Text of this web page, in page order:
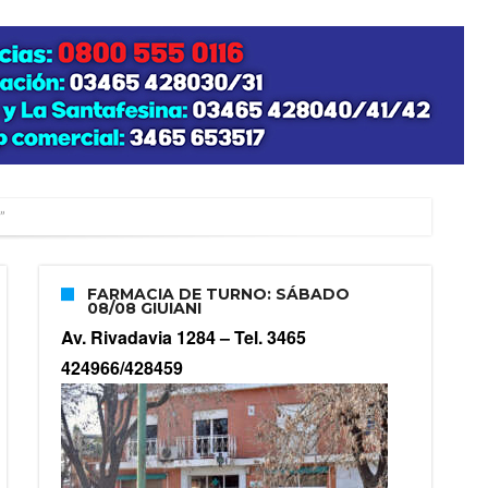
su nacimiento
FARMACIA DE TURNO: SÁBADO
08/08 GIUIANI
Av. Rivadavia 1284 –Tel. 3465
424966/428459